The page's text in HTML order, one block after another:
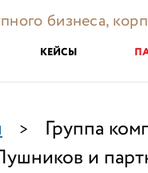
бизнеса,
КЕЙСЫ
>
Группа
и